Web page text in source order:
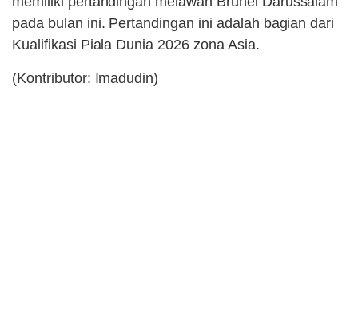
pada bulan ini. Pertandingan ini adalah bagian dari
Kualifikasi Piala Dunia 2026 zona Asia.
(Kontributor: Imadudin)